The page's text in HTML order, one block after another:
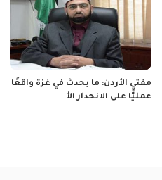
مفتي الأردن: ما يحدث في غزة واقعًا
عمليًّا على الانحدار الأ